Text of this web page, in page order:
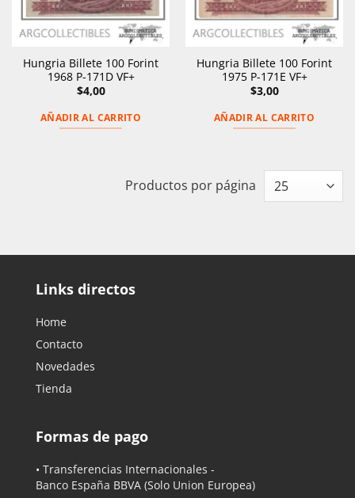
Hungria Billete 100 Forint
1968 P-171D VF+
$4,00
AÑADIR AL CARRITO
Hungria Billete 100 Forint
1975 P-171E VF+
$3,00
AÑADIR AL CARRITO
Productos por página
Links directos
Home
Contacto
Novedades
Tienda
Formas de pago
• Transferencias Internacionales -
Banco España BBVA (Solo Union Europea)